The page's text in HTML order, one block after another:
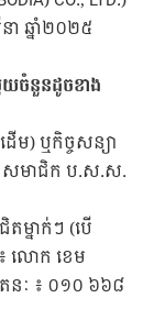
ឆ្នាំ២០២៥
យចំនួនដូចខាង
ម) ឬកិច្ចសន្យា
ណសមាជិក ប.ស.ស.
ម្នាក់ៗ (បើ
លោក ខេម
ៈ ៖ ០១០ ៦៦៨